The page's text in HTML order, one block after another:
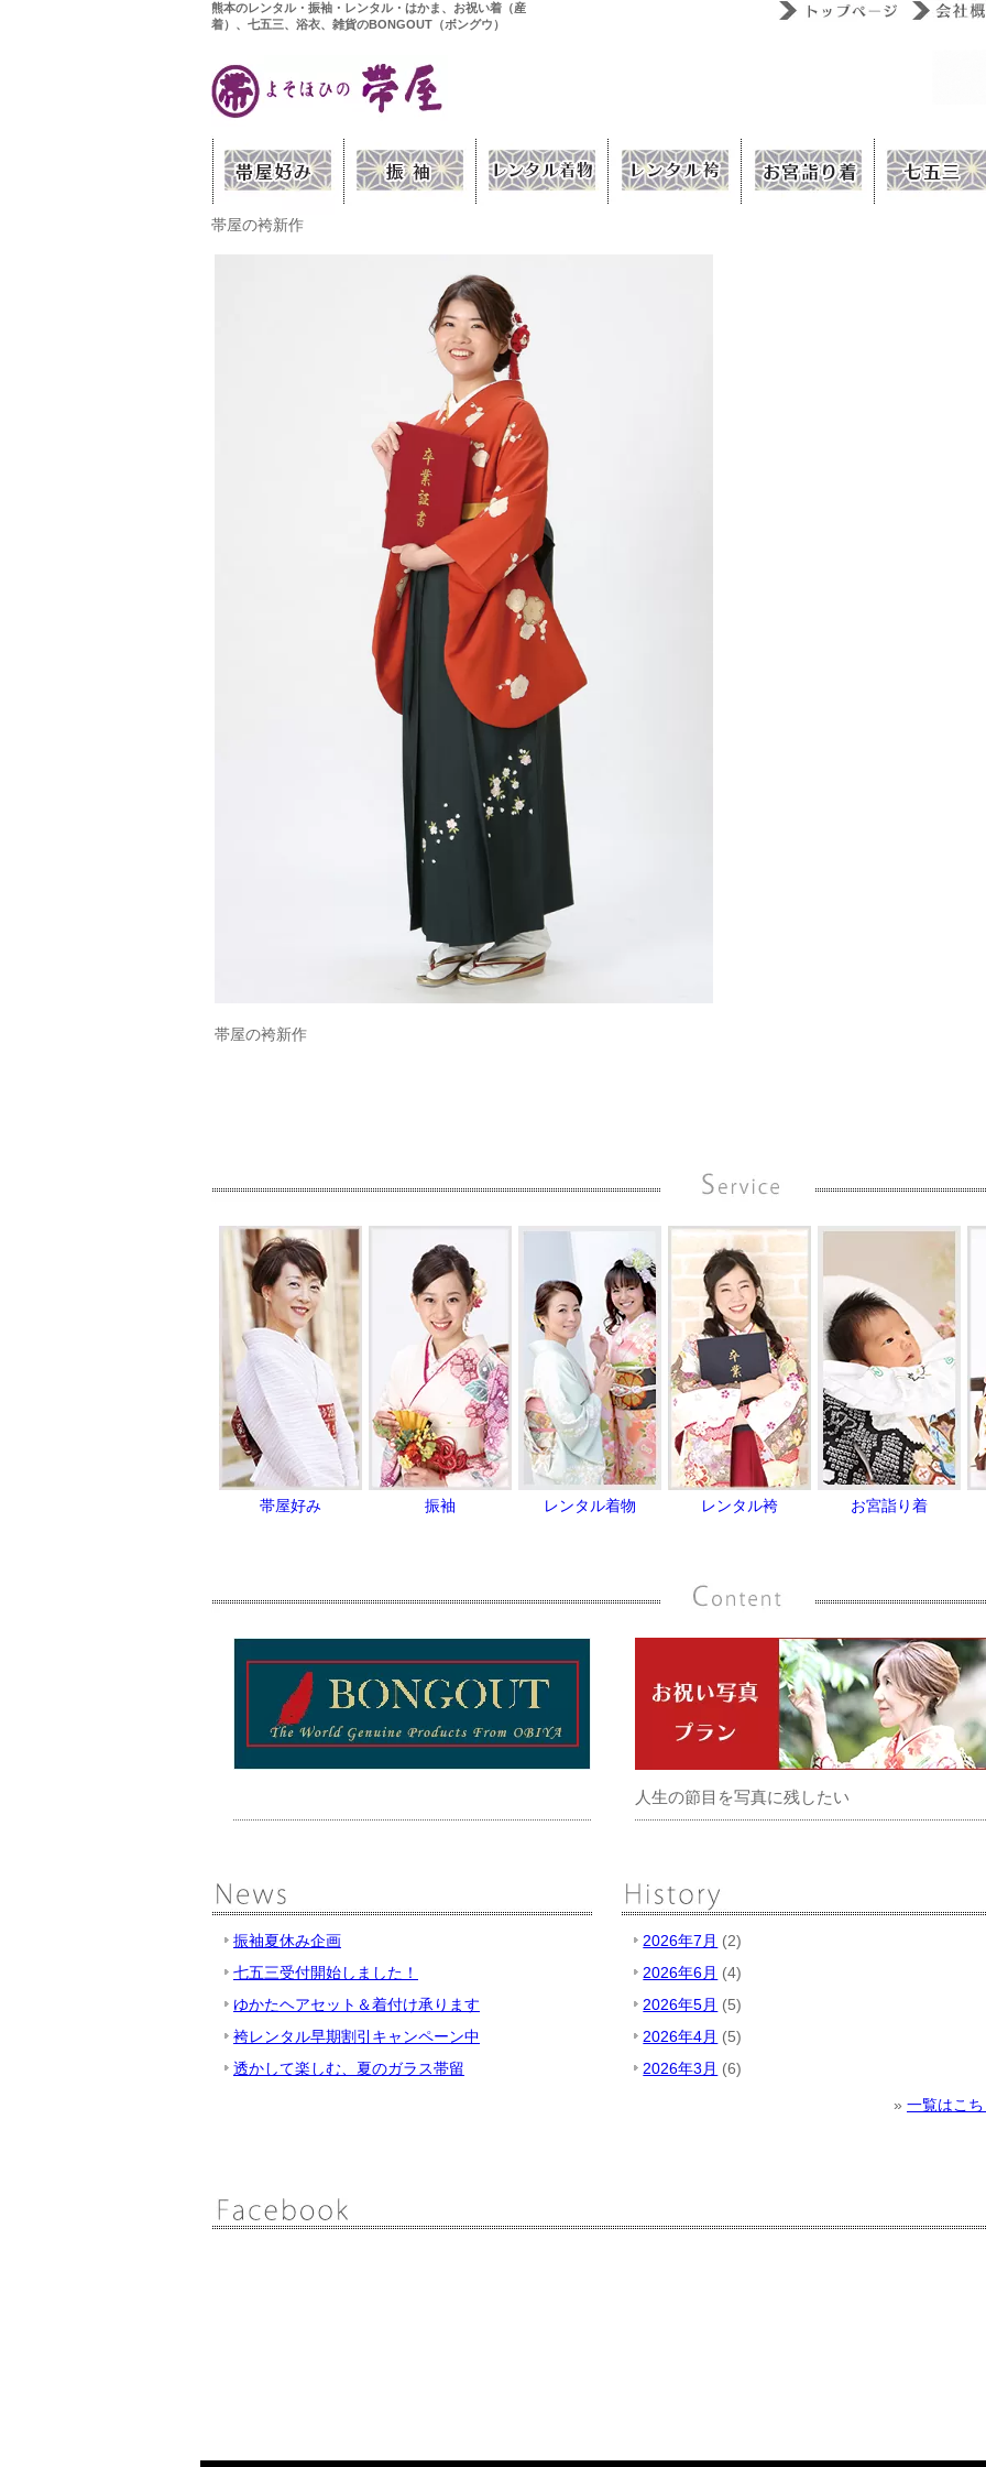
熊本のレンタル・振袖・レンタル・はかま、お祝い着（産
着）、七五三、浴衣、雑貨のBONGOUT（ボングウ）
帯屋の袴新作
帯屋の袴新作
帯屋好み 振袖 レンタル着物 レンタル袴 お宮詣り着
人生の節目を写真に残したい
振袖夏休み企画
七五三受付開始しました！
ゆかたヘアセット＆着付け承ります
袴レンタル早期割引キャンペーン中
透かして楽しむ、夏のガラス帯留
2026年7月 (2)
2026年6月 (4)
2026年5月 (5)
2026年4月 (5)
2026年3月 (6)
» 一覧はこ